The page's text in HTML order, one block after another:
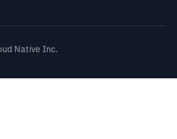
Native Inc.